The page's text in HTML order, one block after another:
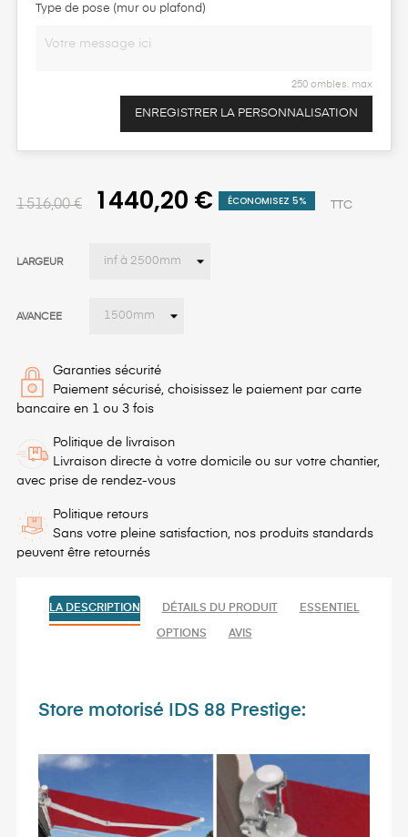
Type de pose (mur ou plafond)
250 ombles. max
ENREGISTRER LA PERSONNALISATION
1 516,00 € 1 440,20 € ÉCONOMISEZ 5% TTC
LARGEUR
AVANCEE
Garanties sécurité
Paiement sécurisé, choisissez le paiement par carte
bancaire en 1 ou 3 fois
Politique de livraison
Livraison directe à votre domicile ou sur votre chantier,
avec prise de rendez-vous
Politique retours
Sans votre pleine satisfaction, nos produits standards
peuvent être retournés
LA DESCRIPTION DÉTAILS DU PRODUIT ESSENTIEL
OPTIONS AVIS
Store motorisé IDS 88 Prestige: